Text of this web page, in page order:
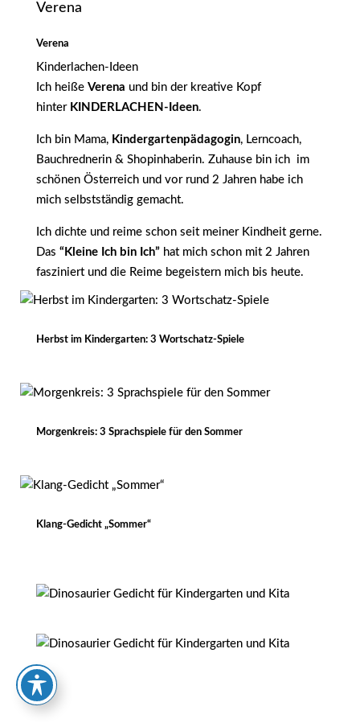
Verena
Verena
Kinderlachen-Ideen
Ich heiße Verena und bin der kreative Kopf
hinter KINDERLACHEN-Ideen.
Ich bin Mama, Kindergartenpädagogin, Lerncoach,
Bauchrednerin & Shopinhaberin. Zuhause bin ich im
schönen Österreich und vor rund 2 Jahren habe ich
mich selbstständig gemacht.
Ich dichte und reime schon seit meiner Kindheit gerne.
Das “Kleine Ich bin Ich” hat mich schon mit 2 Jahren
fasziniert und die Reime begeistern mich bis heute.
Herbst im Kindergarten: 3 Wortschatz-Spiele
Morgenkreis: 3 Sprachspiele für den Sommer
Klang-Gedicht „Sommer“